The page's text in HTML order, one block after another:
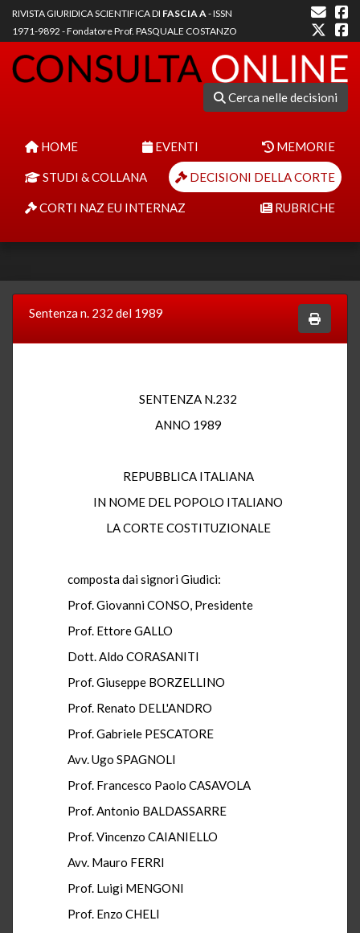
RIVISTA GIURIDICA SCIENTIFICA DI FASCIA A- ISSN
1971-9892 - Fondatore Prof. PASQUALE COSTANZO
Cerca nelle decisioni
HOME EVENTI MEMORIE
STUDI & COLLANA DECISIONI DELLA CORTE
CORTI NAZ EU INTERNAZ RUBRICHE
Sentenza n. 232 del 1989
SENTENZA N.232
ANNO 1989
REPUBBLICA ITALIANA
IN NOME DEL POPOLO ITALIANO
LA CORTE COSTITUZIONALE
composta dai signori Giudici:
Prof. Giovanni CONSO, Presidente
Prof. Ettore GALLO
Dott. Aldo CORASANITI
Prof. Giuseppe BORZELLINO
Prof. Renato DELL'ANDRO
Prof. Gabriele PESCATORE
Avv. Ugo SPAGNOLI
Prof. Francesco Paolo CASAVOLA
Prof. Antonio BALDASSARRE
Prof. Vincenzo CAIANIELLO
Avv. Mauro FERRI
Prof. Luigi MENGONI
Prof. Enzo CHELI